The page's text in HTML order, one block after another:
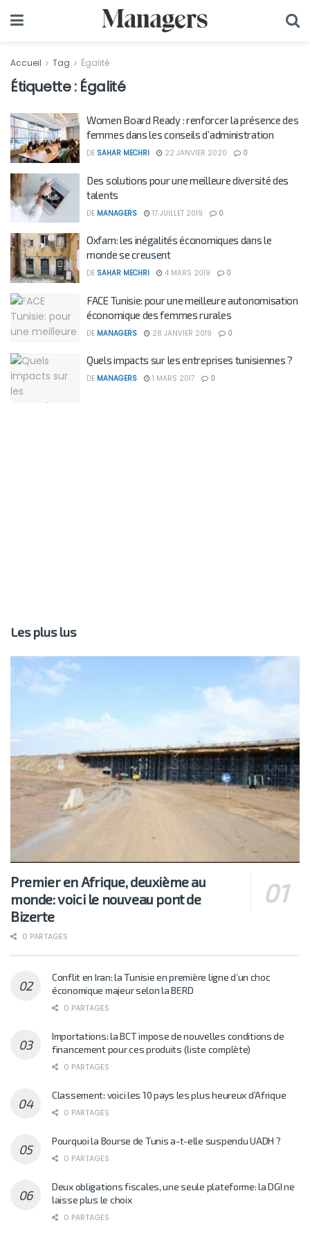
Accueil Tag Égalité
Étiquette : Égalité
Women Board Ready : renforcer la présence des
femmes dans les conseils d’administration
DE SAHAR MECHRI 22 JANVIER 2020 0
Des solutions pour une meilleure diversité des
talents
DE MANAGERS 17 JUILLET 2019 0
Oxfam: les inégalités économiques dans le
monde se creusent
DE SAHAR MECHRI 4 MARS 2019 0
FACE Tunisie: pour une meilleure autonomisation
économique des femmes rurales
DE MANAGERS 28 JANVIER 2019 0
Quels impacts sur les entreprises tunisiennes ?
DE MANAGERS 1 MARS 2017 0
Les plus lus
Premier en Afrique, deuxième au
monde: voici le nouveau pont de
Bizerte
0 PARTAGES
Conflit en Iran: la Tunisie en première ligne d’un choc
économique majeur selon la BERD
0 PARTAGES
Importations: la BCT impose de nouvelles conditions de
financement pour ces produits (liste complète)
0 PARTAGES
Classement: voici les 10 pays les plus heureux d’Afrique
0 PARTAGES
Pourquoi la Bourse de Tunis a-t-elle suspendu UADH ?
0 PARTAGES
Deux obligations fiscales, une seule plateforme: la DGI ne
laisse plus le choix
0 PARTAGES